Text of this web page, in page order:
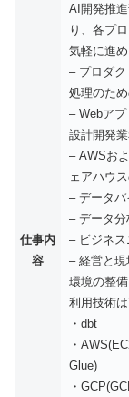
仕事内
容
AI開発推
り、各プ
気軽に進め
– プロダク
処理のた
– Webア
設計開発
– AWSお
ェアハウ
– データ
– データ
– ビジネ
– 経営と
環境の整
利用技術は
・dbt
・
Glue)
・